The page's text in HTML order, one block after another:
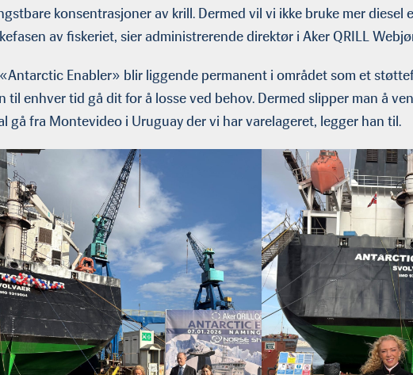
konsentrasjoner av krill. Dermed vil vi ikke bruke mer diesel
av fiskeriet, sier administrerende direktør i Aker QRILL
Enabler» blir liggende permanent i området som et
til enhver tid gå dit for å losse ved behov. Dermed slipper man å
gå fra Montevideo i Uruguay der vi har varelageret, legger han til.